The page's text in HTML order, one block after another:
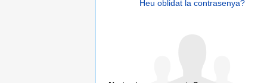
Heu oblidat la contrasenya?